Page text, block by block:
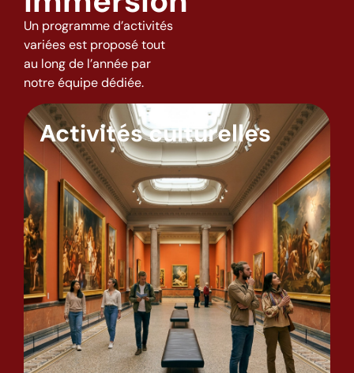
Un programme d’activités
variées est proposé tout
au long de l’année par
notre équipe dédiée.
Activités culturelles